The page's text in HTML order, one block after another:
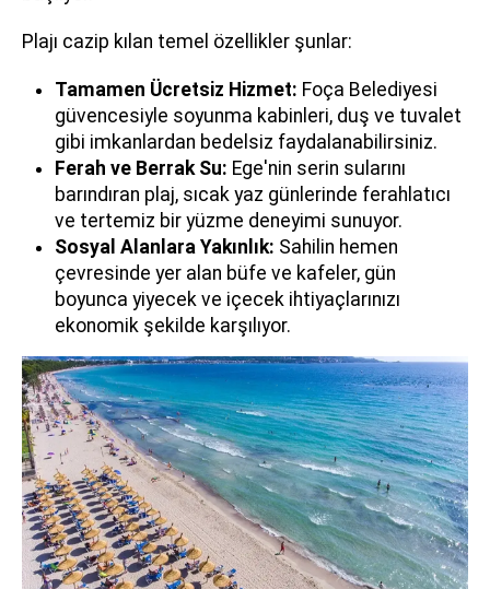
Plajı cazip kılan temel özellikler şunlar:
Tamamen Ücretsiz Hizmet: Foça Belediyesi
güvencesiyle soyunma kabinleri, duş ve tuvalet
gibi imkanlardan bedelsiz faydalanabilirsiniz.
Ferah ve Berrak Su: Ege'nin serin sularını
barındıran plaj, sıcak yaz günlerinde ferahlatıcı
ve tertemiz bir yüzme deneyimi sunuyor.
Sosyal Alanlara Yakınlık: Sahilin hemen
çevresinde yer alan büfe ve kafeler, gün
boyunca yiyecek ve içecek ihtiyaçlarınızı
ekonomik şekilde karşılıyor.